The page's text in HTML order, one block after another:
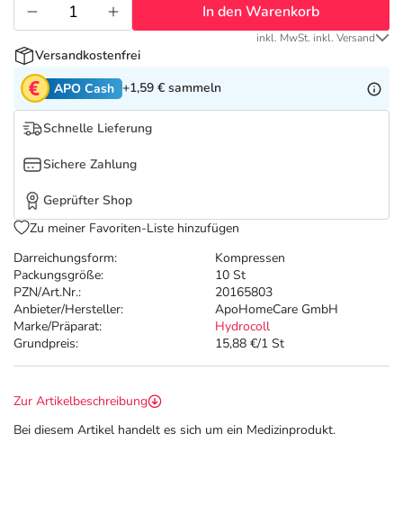
Tierapotheke
Vitamine & Mineralstoffe
Marken
Salus Deals
Darreichungsform:
Kompressen
Packungsgröße:
10 St
PZN/Art.Nr.:
20165803
Anbieter/Hersteller:
ApoHomeCare GmbH
Marke/Präparat:
Hydrocoll
Grundpreis:
15,88 €/1 St
In den Warenkorb
inkl. MwSt. inkl. Versand
Versandkostenfrei
APO Cash +1,59 € sammeln
Schnelle Lieferung
Sichere Zahlung
Geprüfter Shop
Zu meiner Favoriten-Liste hinzufügen
Zur Artikelbeschreibung
Bei diesem Artikel handelt es sich um ein Medizinprodukt.